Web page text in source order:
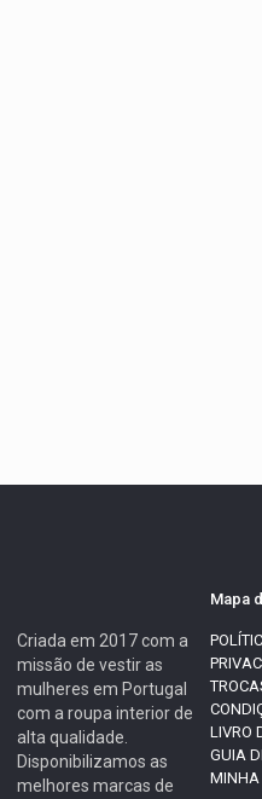
Criada em 2017 com a
missão de vestir as
mulheres em Portugal
com a roupa interior de
alta qualidade.
Disponibilizamos as
melhores marcas de
Mapa
LIVRO
GUIA
MINHA